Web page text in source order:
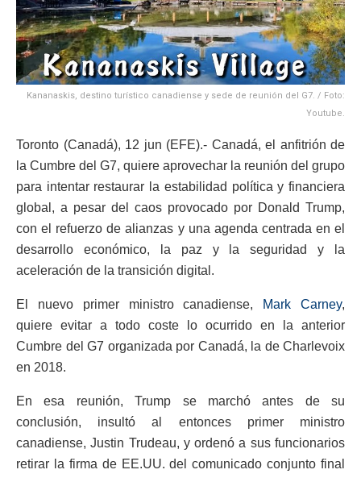
Kananaskis, destino turístico canadiense y sede de reunión del G7. / Foto:
Youtube.
Toronto (Canadá), 12 jun (EFE).- Canadá, el anfitrión de
la Cumbre del G7, quiere aprovechar la reunión del grupo
para intentar restaurar la estabilidad política y financiera
global, a pesar del caos provocado por Donald Trump,
con el refuerzo de alianzas y una agenda centrada en el
desarrollo económico, la paz y la seguridad y la
aceleración de la transición digital.
El nuevo primer ministro canadiense, Mark Carney,
quiere evitar a todo coste lo ocurrido en la anterior
Cumbre del G7 organizada por Canadá, la de Charlevoix
en 2018.
En esa reunión, Trump se marchó antes de su
conclusión, insultó al entonces primer ministro
canadiense, Justin Trudeau, y ordenó a sus funcionarios
retirar la firma de EE.UU. del comunicado conjunto final